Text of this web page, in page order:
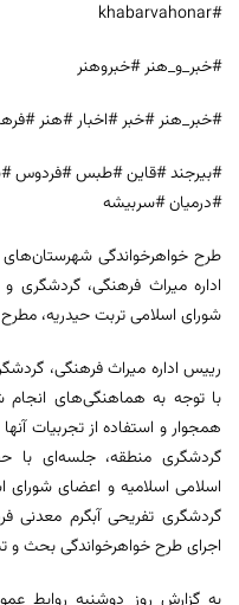
#khabarvahonar
#خبر_و_هنر #خبروهنر
#خبر_هنر #خبر #اخبار #هنر
#بیرجند #قاین #طبس #فردوس
#درمیان #سربیشه
طرح خواهرخواندگی
اداره میراث‌ فرهنگی،
شورای اسلامی تربت حیدریه،
رییس اداره میراث‌ فرهنگی،
با توجه به هماهنگی‌های
همجوار و استفاده از تجربیات
گردشگری منطقه، جلسه‌ای با
اسلامی اسلامیه و اعضای
گردشگری تفریحی آبگرم
اجرای طرح خواهرخواندگی بحث و